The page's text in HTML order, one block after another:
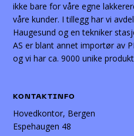
ikke bare for våre egne
våre kunder. I tillegg har vi
Haugesund og en tekniker
AS er blant annet importør av
og vi har ca. 9000 unike
KONTAKTINFO
Hovedkontor, Bergen
Espehaugen 48